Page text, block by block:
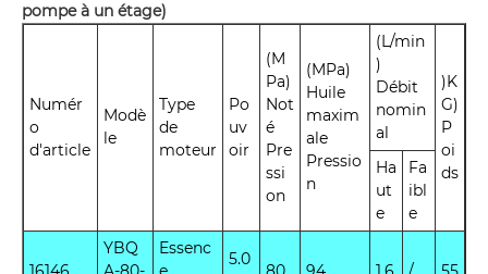
pompe à un étage)
Numér
o
d'article
Modè
le
Type
de
moteur
Po
uv
oir
(M
Pa)
Not
é
Pre
ssi
on
(MPa)
Huile
maxim
ale
Pressio
n
(L/min
)
Débit
nomin
al
)K
G)
P
oi
ds
Ha
ut
e
Fa
ibl
e
YBQ
Essenc
5.0